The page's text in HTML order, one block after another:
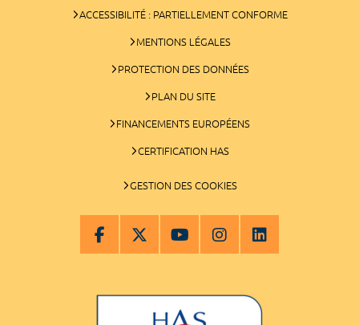
ACCESSIBILITÉ : PARTIELLEMENT CONFORME
MENTIONS LÉGALES
PROTECTION DES DONNÉES
PLAN DU SITE
FINANCEMENTS EUROPÉENS
CERTIFICATION HAS
GESTION DES COOKIES